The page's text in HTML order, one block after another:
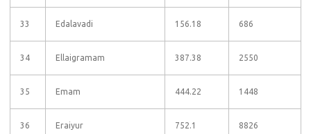
33 Edalavadi 156.18 686
34 Ellaigramam 387.38 2550
35 Emam 444.22 1448
36 Eraiyur 752.1 8826